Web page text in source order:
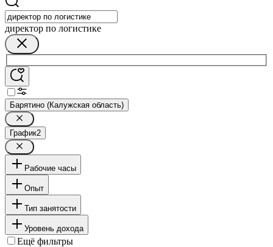
директор по логистике
Барятино (Калужская область)
График2
Рабочие часы
Опыт
Тип занятости
Уровень дохода
Ещё фильтры